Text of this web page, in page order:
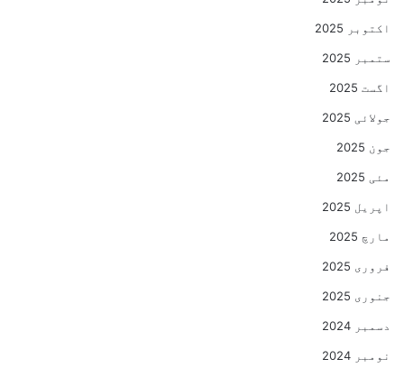
اکتوبر 2025
ستمبر 2025
اگست 2025
جولائی 2025
جون 2025
مئی 2025
اپریل 2025
مارچ 2025
فروری 2025
جنوری 2025
دسمبر 2024
نومبر 2024